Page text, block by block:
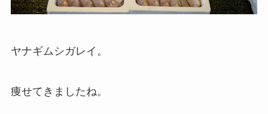
ヤナギムシガレイ。
痩せてきましたね。